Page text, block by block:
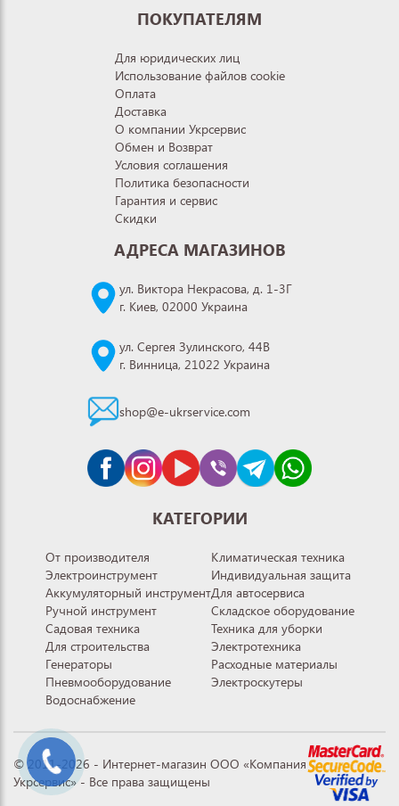
ПОКУПАТЕЛЯМ
Для юридических лиц
Использование файлов cookie
Оплата
Доставка
О компании Укрсервис
Обмен и Возврат
Условия соглашения
Политика безопасности
Гарантия и сервис
Скидки
АДРЕСА МАГАЗИНОВ
ул. Виктора Некрасова, д. 1-3Г
г. Киев, 02000 Украина
ул. Сергея Зулинского, 44В
г. Винница, 21022 Украина
shop@e-ukrservice.com
КАТЕГОРИИ
От производителя
Электроинструмент
Аккумуляторный инструмент
Ручной инструмент
Садовая техника
Для строительства
Генераторы
Пневмооборудование
Водоснабжение
Климатическая техника
Индивидуальная защита
Для автосервиса
Складское оборудование
Техника для уборки
Электротехника
Расходные материалы
Электроскутеры
© 2011-2026 - Интернет-магазин ООО «Компания
Укрсервис» - Все права защищены